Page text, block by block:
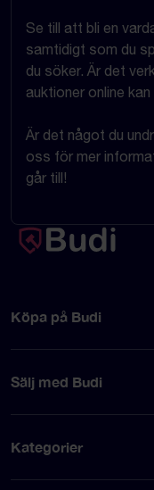
Se till att bli en
samtidigt som du
du söker. Är det
auktioner online
Är det något du
oss för mer
går till!
Köpa på Budi
Sälj med Budi
Kategorier